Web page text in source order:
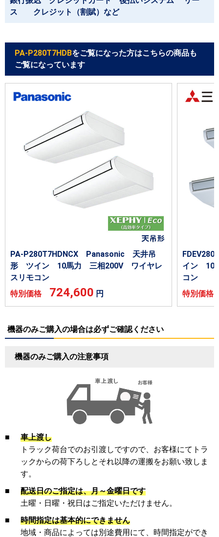
ス クレジット（割賦）など
PA-P280T7HDBをご覧になった方はこちらの商品も
ご覧になっています
PA-P280T7HDNCX Panasonic 天井吊
形 ツイン 10馬力 三相200V ワイヤレ
スリモコン
特別価格 724,600 円
イン 10
コン
特別価
機器のみご購入の場合は必ずご確認ください
機器のみご購入の注意事項
■
車上渡し
トラック荷台でのお引渡しですので、お客様にてトラ
ックからの荷下ろしとそれ以降の運搬をお願い致しま
す。
■
配送日のご指定は、月～金曜日です
土曜・日曜・祝日はご指定いただけません。
■
時間指定は基本的にできません
地域・商品によっては別途費用にて、時間指定ができ